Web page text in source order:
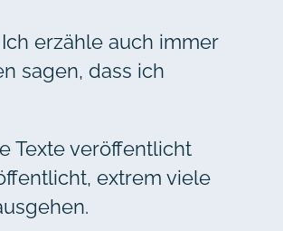
erzähle auch immer
sagen, dass ich
Texte veröffentlicht
extrem viele